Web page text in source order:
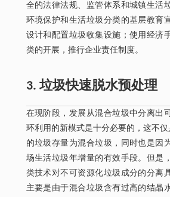
全的法律法规、监管体系和城镇生活
环境保护和生活垃圾分类的基层教育
设计和配置垃圾收集设施；使用经济
类的开展，推行企业责任制度。
3. 垃圾快速脱水预处理
在现阶段，发展从混合垃圾中分离出
环利用的新模式是十分必要的，这不仅
的垃圾存量为混合垃圾，同时也是因
场生活垃圾年增量的有效手段。但是
类技术对不可资源化垃圾成分的分离
主要是由于混合垃圾含有过高的结晶